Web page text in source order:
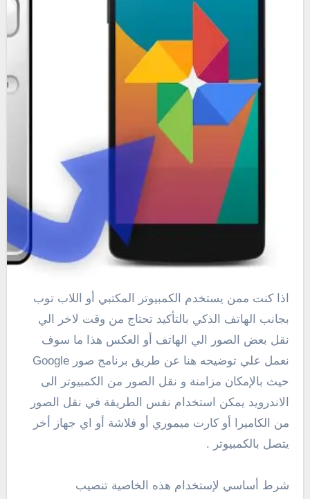
بجانب الهاتف الذكي بالتأكيد تحتاج من وقت لاخر الي
نقل بعض الصور الي الهاتف أو العكس هذا ما سوف
نعمل علي توضيحه هنا عن طريق برنامج صور Google
حيث بالإمكان مزامنة و نقل الصور من الكمبيوتر الى
الاندرويد يمكن استخدام نفس الطريقة في نقل الصور
من الكاميرا أو كارت ميموري أو فلاشة أو اي جهاز أخر
يتصل بالكمبيوتر .
شرط أساسي لإستخدام هذه الخاصية تنصيب